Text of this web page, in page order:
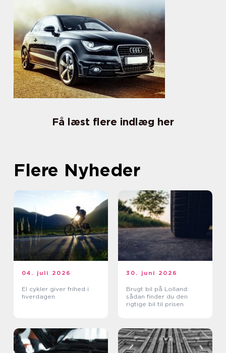
Få læst flere indlæg her
Flere Nyheder
04. juli 2026
El cykler giver frihed i
hverdagen
30. juni 2026
Brugt bil på Lolland:
sådan finder du den
rigtige bil til prisen